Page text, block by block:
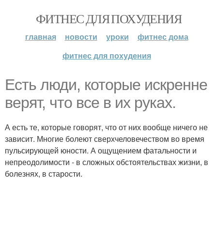
ФИТНЕС ДЛЯ ПОХУДЕНИЯ
главная новости уроки
фитнес дома
фитнес для похудения
Есть люди, которые искренне
верят, что все в их руках.
А есть те, которые говорят, что от них вообще ничего не
зависит. Многие болеют сверхчеловечеством во время
пульсирующей юности. А ощущением фатальности и
непреодолимости - в сложных обстоятельствах жизни, в
болезнях, в старости.